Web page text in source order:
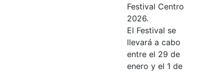
Festival Centro
2026.
El Festival se
llevará a cabo
entre el 29 de
enero y el 1 de